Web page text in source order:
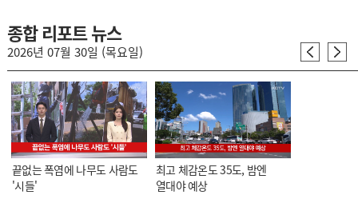
종합 리포트 뉴스
2026년 07월 30일 (목요일)
끝없는 폭염에 나무도 사람도
'시들'
최고 체감온도 35도, 밤엔
열대야 예상